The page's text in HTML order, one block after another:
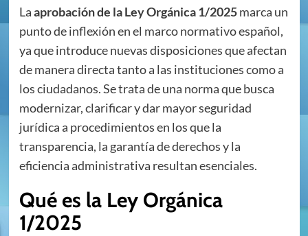
Laaprobación de la Ley Orgánica 1/2025marca un
punto de inflexión en el marco normativo español,
ya que introduce nuevas disposiciones que afectan
de manera directa tanto a las instituciones como a
los ciudadanos. Se trata de una norma que busca
modernizar, clarificar y dar mayor seguridad
jurídica a procedimientos en los que la
transparencia, la garantía de derechos y la
eficiencia administrativa resultan esenciales.
Qué es la Ley Orgánica
1/2025